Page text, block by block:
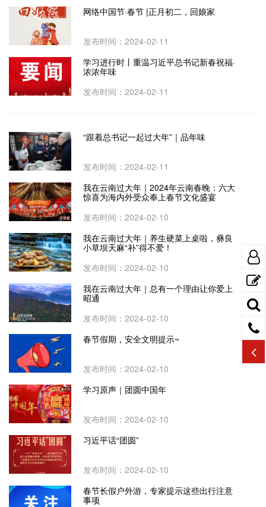
网络中国节·春节 |正月初二，回娘家
发布时间：2024-02-11
学习进行时丨重温习近平总书记新春祝福·
浓浓年味
发布时间：2024-02-11
“跟着总书记一起过大年”｜品年味
发布时间：2024-02-11
我在云南过大年｜2024年云南春晚：六大
惊喜为海内外受众奉上春节文化盛宴
发布时间：2024-02-10
我在云南过大年｜养生硬菜上桌啦，彝良
小草坝天麻“补”得不爱！
发布时间：2024-02-10
我在云南过大年｜总有一个理由让你爱上
昭通
发布时间：2024-02-10
春节假期，安全文明提示~
发布时间：2024-02-10
学习原声｜团圆中国年
发布时间：2024-02-10
习近平话“团圆”
发布时间：2024-02-10
春节长假户外游，专家提示这些出行注意
事项